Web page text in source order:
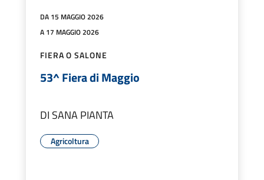
DA 15 MAGGIO 2026
A 17 MAGGIO 2026
FIERA O SALONE
53^ Fiera di Maggio
DI SANA PIANTA
Agricoltura